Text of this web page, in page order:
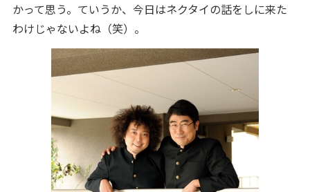
かって思う。ていうか、今日はネクタイの話をしに来た
わけじゃないよね（笑）。